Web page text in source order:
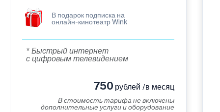
В подарок подписка на
онлайн-кинотеатр Wink
* Быстрый интернет
с цифровым телевидением
750 рублей /в месяц
В стоимость тарифа не включены
дополнительные услуги и оборудование